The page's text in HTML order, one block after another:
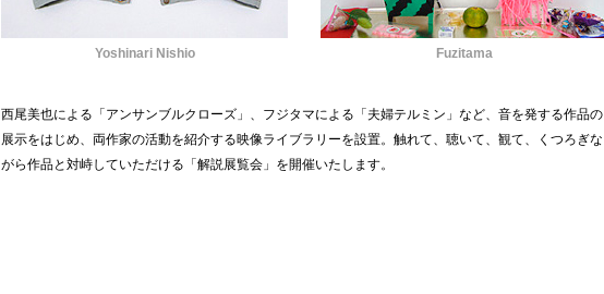
Yoshinari Nishio Fuzitama
西尾美也による「アンサンブルクローズ」、フジタマによる「夫婦テルミン」など、音を発する作品の
展示をはじめ、両作家の活動を紹介する映像ライブラリーを設置。触れて、聴いて、観て、くつろぎな
がら作品と対峙していただける「解説展覧会」を開催いたします。